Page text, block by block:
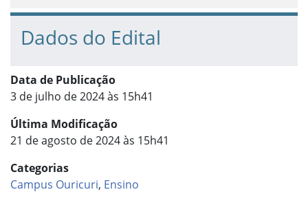
Dados do Edital
Data de Publicação
3 de julho de 2024 às 15h41
Última Modificação
21 de agosto de 2024 às 15h41
Categorias
Campus Ouricuri, Ensino